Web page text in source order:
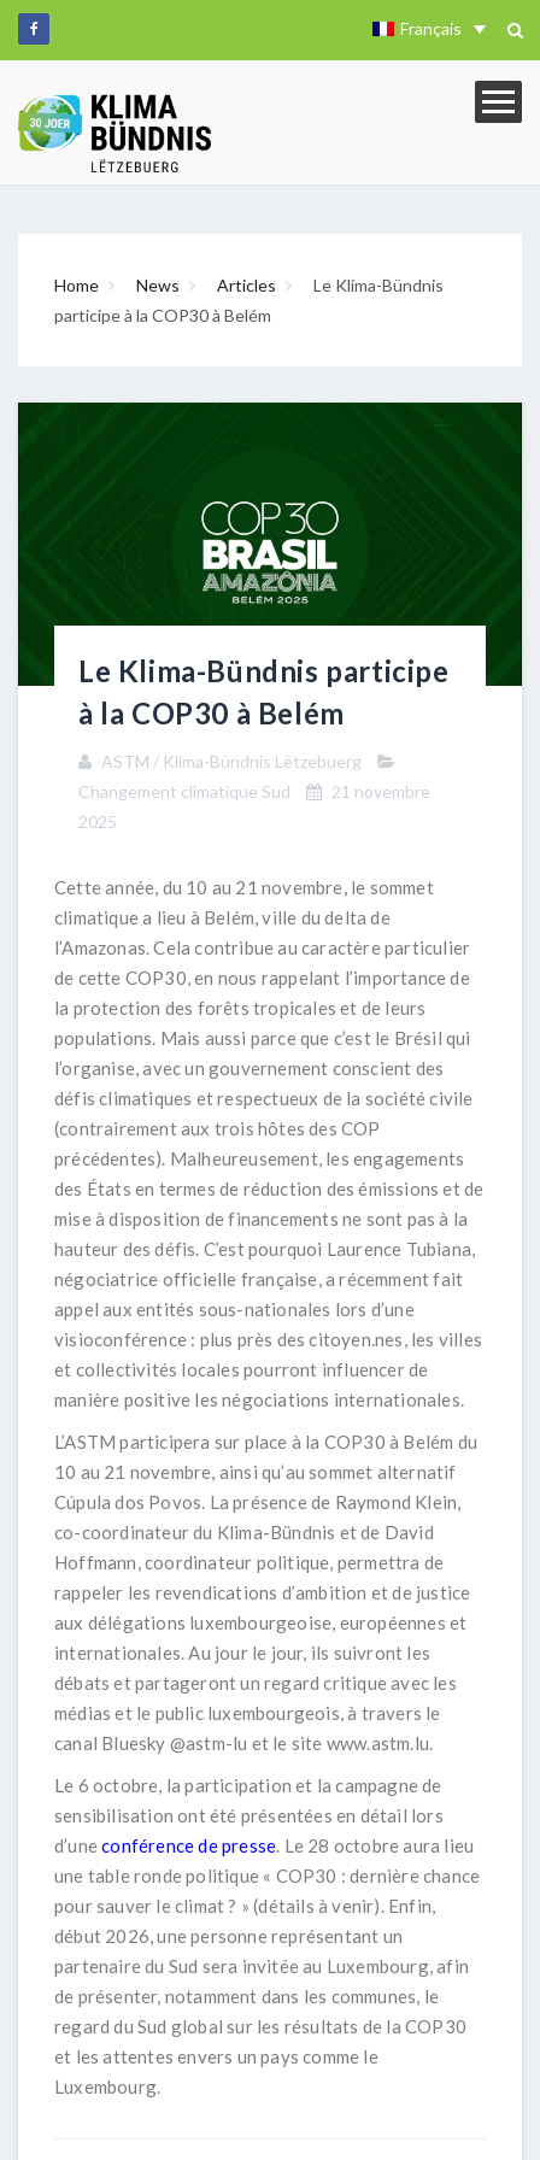
Français
Home News Articles
Le Klima-Bündnis
participe à la COP30 à Belém
Le Klima-Bündnis participe
à la COP30 à Belém
ASTM / Klima-Bündnis Lëtzebuerg
Changement climatique Sud
21 novembre
2025
Cette année, du 10 au 21 novembre, le sommet
climatique a lieu à Belém, ville du delta de
l’Amazonas. Cela contribue au caractère particulier
de cette COP30, en nous rappelant l’importance de
la protection des forêts tropicales et de leurs
populations. Mais aussi parce que c’est le Brésil qui
l’organise, avec un gouvernement conscient des
défis climatiques et respectueux de la société civile
(contrairement aux trois hôtes des COP
précédentes). Malheureusement, les engagements
des États en termes de réduction des émissions et de
mise à disposition de financements ne sont pas à la
hauteur des défis. C’est pourquoi Laurence Tubiana,
négociatrice officielle française, a récemment fait
appel aux entités sous-nationales lors d’une
visioconférence : plus près des citoyen.nes, les villes
et collectivités locales pourront influencer de
manière positive les négociations internationales.
L’ASTM participera sur place à la COP30 à Belém du
10 au 21 novembre, ainsi qu’au sommet alternatif
Cúpula dos Povos. La présence de Raymond Klein,
co-coordinateur du Klima-Bündnis et de David
Hoffmann, coordinateur politique, permettra de
rappeler les revendications d’ambition et de justice
aux délégations luxembourgeoise, européennes et
internationales. Au jour le jour, ils suivront les
débats et partageront un regard critique avec les
médias et le public luxembourgeois, à travers le
canal Bluesky @astm-lu et le site www.astm.lu.
Le 6 octobre, la participation et la campagne de
sensibilisation ont été présentées en détail lors
d’uneconférence de presse. Le 28 octobre aura lieu
une table ronde politique « COP30 : dernière chance
pour sauver le climat ? » (détails à venir). Enfin,
début 2026, une personne représentant un
partenaire du Sud sera invitée au Luxembourg, afin
de présenter, notamment dans les communes, le
regard du Sud global sur les résultats de la COP30
et les attentes envers un pays comme le
Luxembourg.